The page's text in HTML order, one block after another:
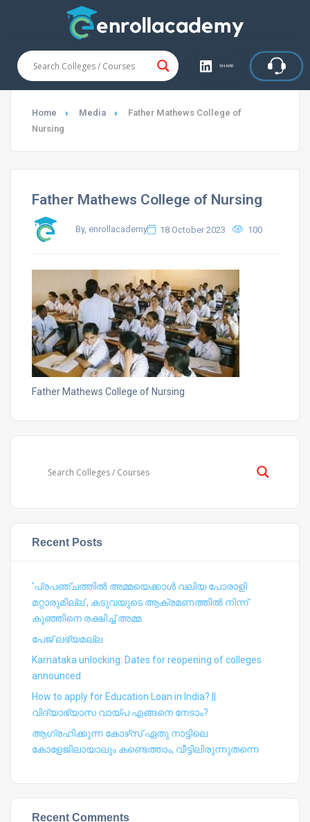
SHARE
Home Media
Father Mathews College of
Nursing
Father Mathews College of Nursing
By, enrollacademy 18 October 2023 100
Father Mathews College of Nursing
Recent Posts
‘പ്രപഞ്ചത്തില്‍ അമ്മയെക്കാള്‍ വലിയ പോരാളി
മറ്റാരുമില്ല’, കടുവയുടെ ആക്രമണത്തില്‍ നിന്ന്
കുഞ്ഞിനെ രക്ഷിച്ച് അമ്മ
പേജ് ലഭ്യമല്ല
Karnataka unlocking: Dates for reopening of colleges
announced
How to apply for Education Loan in India? ||
വിദ്യാഭ്യാസ വായ്പ എങ്ങനെ നേടാം?
ആഗ്രഹിക്കുന്ന കോഴ്‍സ് ഏതു നാട്ടിലെ
കോളേജിലായാലും കണ്ടെത്താം, വീട്ടിലിരുന്നുതന്നെ
Recent Comments